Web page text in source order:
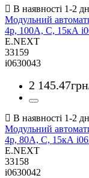
Модульний
4р, 100A, C, 15кА
E.NEXT
33159
i0630043
2 145.47грн
Модульний
4р, 80А, C, 15кА
E.NEXT
33158
i0630042